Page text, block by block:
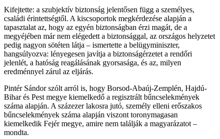
Kifejtette: a szubjektív biztonság jelentősen függ a személyes,
családi érintettségtől. A kiscsoportok megkérdezése alapján a
tapasztalat az, hogy az egyén biztonságban érzi magát, de a
megyéjében már nem elégedett a biztonsággal, az országos helyzetet
pedig nagyon sötéten látja – ismertette a belügyminiszter,
hangsúlyozva: lényegesen javítja a biztonságérzetet a rendőri
jelenlét, a hatóság reagálásának gyorsasága, és az, milyen
eredménnyel zárul az eljárás.
Pintér Sándor szólt arról is, hogy Borsod-Abaúj-Zemplén, Hajdú-
Bihar és Pest megye kiemelkedő a regisztrált bűncselekmények
száma alapján. A százezer lakosra jutó, személy elleni erőszakos
bűncselekmények száma alapján viszont toronymagasan
kiemelkedik Fejér megye, amire nem találják a magyarázatot –
mondta.